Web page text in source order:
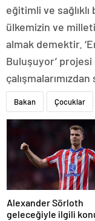
eğitimli ve
ülkemizin ve
almak demektir.
Buluşuyor’
Bakan Çocuklar
Alexander Sörloth
geleceğiyle ilgili